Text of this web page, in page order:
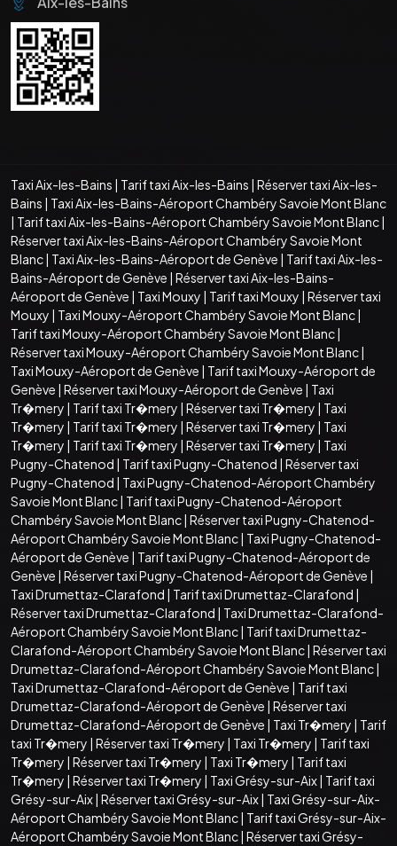
Taxi Aix-les-Bains | Tarif taxi Aix-les-Bains | Réserver taxi Aix-les-
Bains | Taxi Aix-les-Bains-Aéroport Chambéry Savoie Mont Blanc
| Tarif taxi Aix-les-Bains-Aéroport Chambéry Savoie Mont Blanc|
Réserver taxi Aix-les-Bains-Aéroport Chambéry Savoie Mont
Blanc| Taxi Aix-les-Bains-Aéroport de Genève | Tarif taxi Aix-les-
Bains-Aéroport de Genève | Réserver taxi Aix-les-Bains-
Aéroport de Genève | Taxi Mouxy | Tarif taxi Mouxy | Réserver taxi
Mouxy | Taxi Mouxy-Aéroport Chambéry Savoie Mont Blanc|
Tarif taxi Mouxy-Aéroport Chambéry Savoie Mont Blanc|
Réserver taxi Mouxy-Aéroport Chambéry Savoie Mont Blanc|
Taxi Mouxy-Aéroport de Genève | Tarif taxi Mouxy-Aéroport de
Genève | Réserver taxi Mouxy-Aéroport de Genève | Taxi
Tr�mery | Tarif taxi Tr�mery | Réserver taxi Tr�mery | Taxi
Tr�mery | Tarif taxi Tr�mery | Réserver taxi Tr�mery | Taxi
Tr�mery | Tarif taxi Tr�mery | Réserver taxi Tr�mery | Taxi
Pugny-Chatenod | Tarif taxi Pugny-Chatenod | Réserver taxi
Pugny-Chatenod | Taxi Pugny-Chatenod-Aéroport Chambéry
Savoie Mont Blanc| Tarif taxi Pugny-Chatenod-Aéroport
Chambéry Savoie Mont Blanc| Réserver taxi Pugny-Chatenod-
Aéroport Chambéry Savoie Mont Blanc| Taxi Pugny-Chatenod-
Aéroport de Genève | Tarif taxi Pugny-Chatenod-Aéroport de
Genève | Réserver taxi Pugny-Chatenod-Aéroport de Genève |
Taxi Drumettaz-Clarafond | Tarif taxi Drumettaz-Clarafond |
Réserver taxi Drumettaz-Clarafond | Taxi Drumettaz-Clarafond-
Aéroport Chambéry Savoie Mont Blanc| Tarif taxi Drumettaz-
Clarafond-Aéroport Chambéry Savoie Mont Blanc| Réserver taxi
Drumettaz-Clarafond-Aéroport Chambéry Savoie Mont Blanc|
Taxi Drumettaz-Clarafond-Aéroport de Genève | Tarif taxi
Drumettaz-Clarafond-Aéroport de Genève | Réserver taxi
Drumettaz-Clarafond-Aéroport de Genève | Taxi Tr�mery | Tarif
taxi Tr�mery | Réserver taxi Tr�mery | Taxi Tr�mery | Tarif taxi
Tr�mery | Réserver taxi Tr�mery | Taxi Tr�mery | Tarif taxi
Tr�mery | Réserver taxi Tr�mery | Taxi Grésy-sur-Aix| Tarif taxi
Grésy-sur-Aix| Réserver taxi Grésy-sur-Aix| Taxi Grésy-sur-Aix-
Aéroport Chambéry Savoie Mont Blanc| Tarif taxi Grésy-sur-Aix-
Aéroport Chambéry Savoie Mont Blanc| Réserver taxi Grésy-